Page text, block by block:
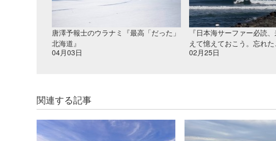
唐澤予報士のウラナミ『最高「だった」
北海道』
04月03日
『日本海サーファー必読
えて憶えておこう。忘れた
02月25日
関連する記事